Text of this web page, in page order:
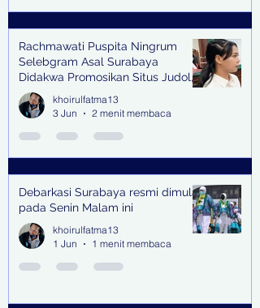
Rachmawati Puspita Ningrum
Selebgram Asal Surabaya
Didakwa Promosikan Situs Judol,
Raup Rp2 Juta dari Tiga Kali
Endorse
khoirulfatma13
3 Jun
2 menit membaca
Debarkasi Surabaya resmi dimulai
pada Senin Malam ini
khoirulfatma13
1 Jun
1 menit membaca